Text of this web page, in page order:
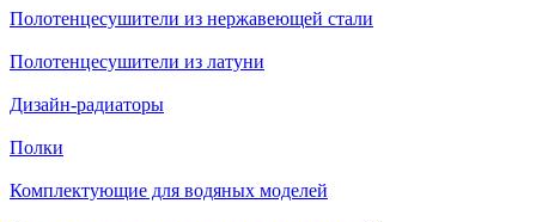
Полотенцесушители из нержавеющей стали
Полотенцесушители из латуни
Дизайн-радиаторы
Полки
Комплектующие для водяных моделей